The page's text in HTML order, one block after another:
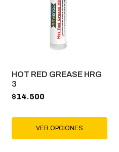
HOT RED GREASE HRG
3
$14.500
VER OPCIONES